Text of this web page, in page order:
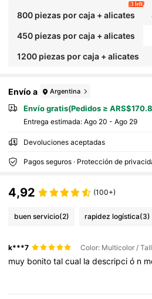
800 piezas por caja + alicates
3 left
450 piezas por caja + alicates
1200 piezas por caja + alicates
Envío a Argentina
Envío gratis(Pedidos ≥
Entrega estimada: Ago 20 - Ago 29
Devoluciones aceptadas
Pagos seguros · Protección de
4,92 (100+)
buen servicio(2) rapidez logística(3)
k***7
muy bonitotalcual ladescripció n